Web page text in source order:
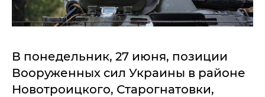
В понедельник, 27 июня, позиции
Вооруженных сил Украины в районе
Новотроицкого, Старогнатовки,